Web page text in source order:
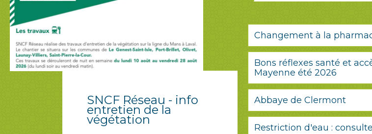
SNCF Réseau - info
entretien de la
végétation
Changement à la
Bons réflexes santé et
Mayenne été 2026
Abbaye de Clermont
Restriction d'eau :